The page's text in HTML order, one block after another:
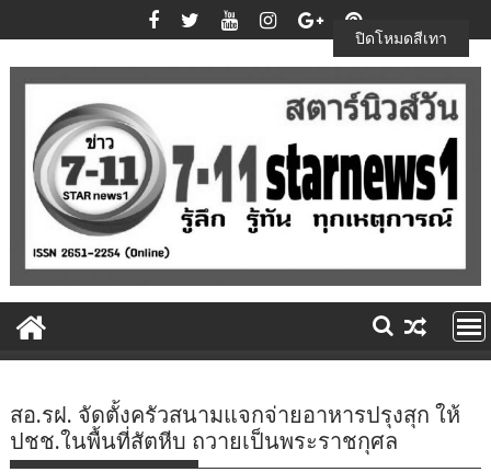
to
content
สอ.รฝ. จัดตั้งครัวสนามแจกจ่ายอาหารปรุงสุก ให้
ปชช.ในพื้นที่สัตหีบ ถวายเป็นพระราชกุศล
ปิดโหมดสีเทา